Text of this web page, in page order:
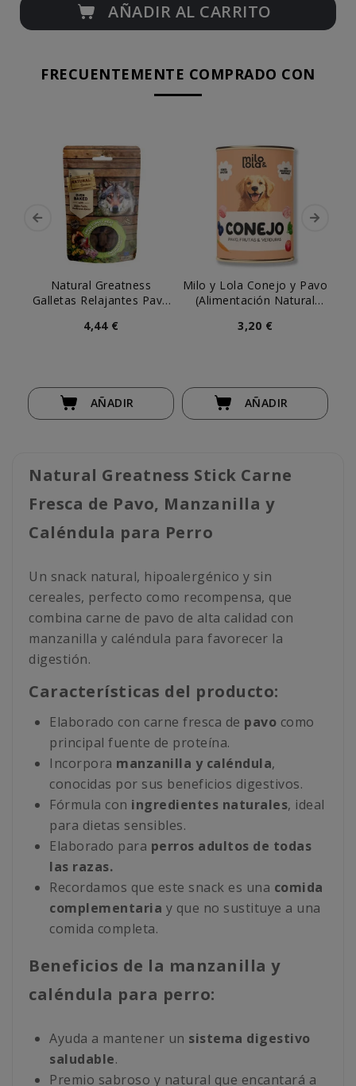
AÑADIR AL CARRITO
FRECUENTEMENTE COMPRADO CON
Natural Greatness
Galletas Relajantes Pavo
4,44 €
AÑADIR
Milo y Lola Conejo y Pavo
(Alimentación Natural
3,20 €
AÑADIR
Natural Greatness Stick Carne
Fresca de Pavo, Manzanilla y
Caléndula para Perro
Un snack natural, hipoalergénico y sin
cereales, perfecto como recompensa, que
combina carne de pavo de alta calidad con
manzanilla y caléndula para favorecer la
digestión.
Características del producto:
Elaborado con carne fresca de pavo como
principal fuente de proteína.
Incorpora manzanilla y caléndula,
conocidas por sus beneficios digestivos.
Fórmula con ingredientes naturales, ideal
para dietas sensibles.
Elaborado para perros adultos de todas
las razas.
Recordamos que este snack es una comida
complementaria y que no sustituye a una
comida completa.
Beneficios de la manzanilla y
caléndula para perro:
Ayuda a mantener un sistema digestivo
saludable.
Premio sabroso y natural que encantará a